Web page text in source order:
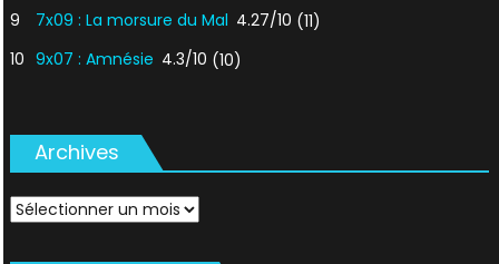
9
7x09 : La morsure du Mal 4.27/10 (11)
10 9x07 : Amnésie 4.3/10 (10)
Archives
Archives